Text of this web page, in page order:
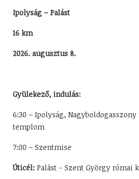
Ipolyság – Palást
16 km
2026. augusztus 8.
Gyülekező, indulás:
6:30 – Ipolyság,
templom
7:00 – Szentmise
Úticél: Palást - Szent György római